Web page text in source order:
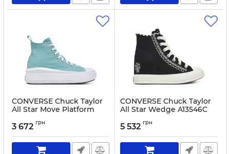
CONVERSE Chuck Taylor
All Star Move Platform
Артикул:
3 672 грн
CONVERSE Chuck Taylor
All Star Wedge A13546C
Артикул:
5 532 грн